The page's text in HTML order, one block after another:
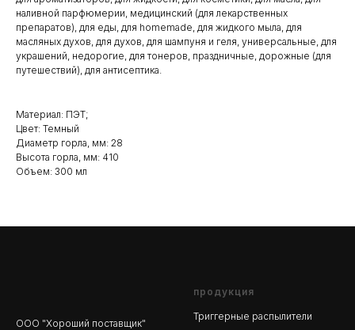
наливной парфюмерии, медицинский (для лекарственных
препаратов), для еды, для homemade, для жидкого мыла, для
масляных духов, для духов, для шампуня и геля, универсальные, для
украшений, недорогие, для тонеров, праздничные, дорожные (для
путешествий), для антисептика.
Материал: ПЭТ;
Цвет: Темный
Диаметр горла, мм: 28
Высота горла, мм: 410
Объем: 300 мл
ООО "Хороший поставщик"
продукция
Триггерные распылители